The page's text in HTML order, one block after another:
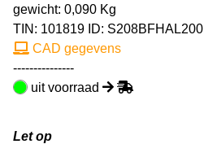
gewicht: 0,090 Kg
TIN: 101819 ID: S208BFHAL200
CAD gegevens
---------------
uit voorraad
Let op